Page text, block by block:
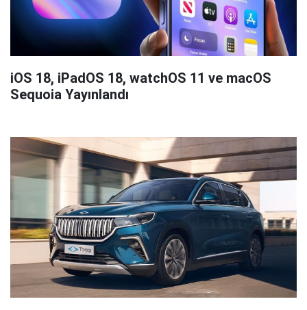
iOS 18, iPadOS 18, watchOS 11 ve macOS
Sequoia Yayınlandı